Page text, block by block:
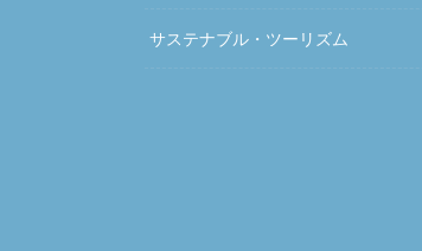
サステナブル・ツーリズム